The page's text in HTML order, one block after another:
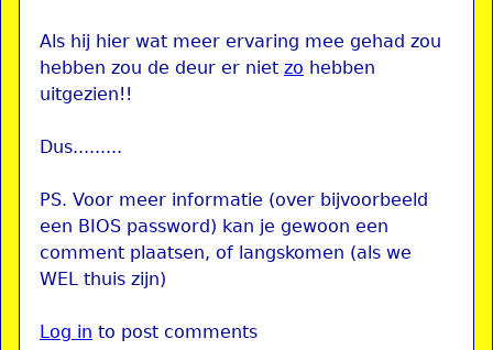
Als hij hier wat meer ervaring mee gehad zou
hebben zou de deur er niet zo hebben
uitgezien!!
Dus.........
PS. Voor meer informatie (over bijvoorbeeld
een BIOS password) kan je gewoon een
comment plaatsen, of langskomen (als we
WEL thuis zijn)
Log in to post comments